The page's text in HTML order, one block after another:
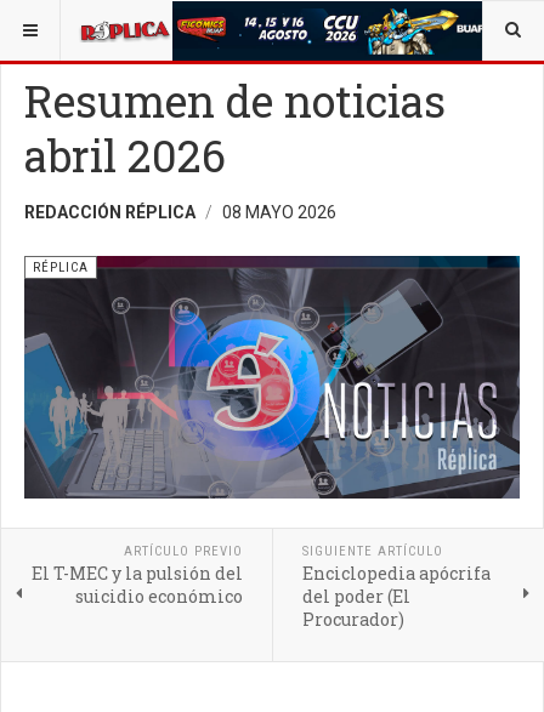
ESTÁ AQUÍ: OPINIÓN RÉPLICA
Resumen de noticias
abril 2026
REDACCIÓN RÉPLICA 08 MAYO 2026
RÉPLICA
ARTÍCULO PREVIO
El T-MEC y la pulsión del
suicidio económico
SIGUIENTE ARTÍCULO
Enciclopedia apócrifa
del poder (El
Procurador)